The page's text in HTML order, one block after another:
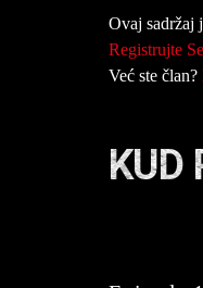
Ovaj sadržaj
Registrujte Se
Već ste član?
KUD